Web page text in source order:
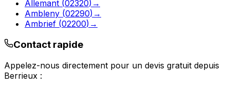
Allemant (02320) →
Ambleny (02290) →
Ambrief (02200) →
Contact rapide
Appelez-nous directement pour un devis gratuit depuis
Berrieux :